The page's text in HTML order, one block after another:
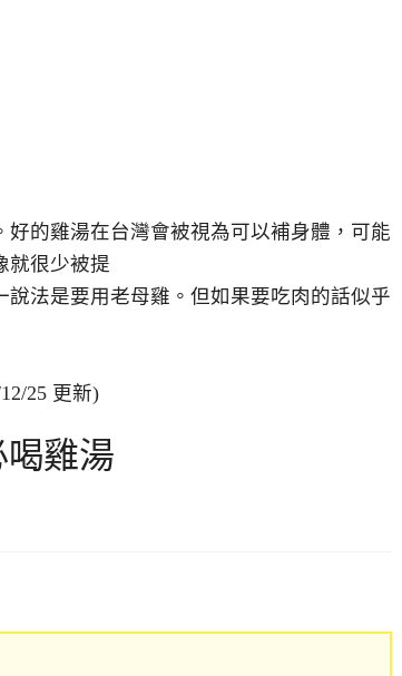
的雞湯在台灣會被視為可以補身體，可能
就很少被提
法是要用老母雞。但如果要吃肉的話似乎
25 更新)
雞湯